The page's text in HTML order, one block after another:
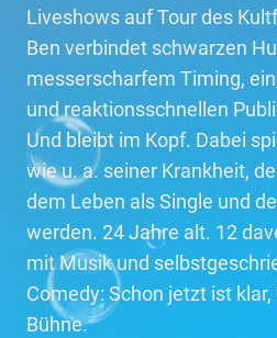
Liveshows auf Tour des
Ben verbindet schwarzen
messerscharfem Timing,
und reaktionsschnellen
Und bleibt im Kopf. Dabei
wie u. a. seiner Krankheit,
dem Leben als Single und
werden. 24 Jahre alt. 12
mit Musik und
Comedy: Schon jetzt ist
Bühne.